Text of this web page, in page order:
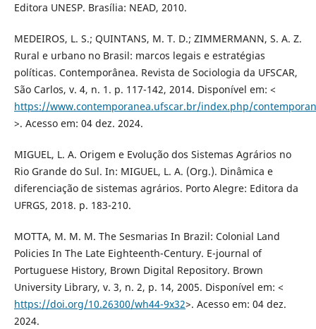
Editora UNESP. Brasília: NEAD, 2010.
MEDEIROS, L. S.; QUINTANS, M. T. D.; ZIMMERMANN, S. A. Z.
Rural e urbano no Brasil: marcos legais e estratégias
políticas. Contemporânea. Revista de Sociologia da UFSCAR,
São Carlos, v. 4, n. 1. p. 117-142, 2014. Disponível em: <
https://www.contemporanea.ufscar.br/index.php/
>. Acesso em: 04 dez. 2024.
MIGUEL, L. A. Origem e Evolução dos Sistemas Agrários no
Rio Grande do Sul. In: MIGUEL, L. A. (Org.). Dinâmica e
diferenciação de sistemas agrários. Porto Alegre: Editora da
UFRGS, 2018. p. 183-210.
MOTTA, M. M. M. The Sesmarias In Brazil: Colonial Land
Policies In The Late Eighteenth-Century. E-journal of
Portuguese History, Brown Digital Repository. Brown
University Library, v. 3, n. 2, p. 14, 2005. Disponível em: <
https://doi.org/10.26300/wh44-9x32>. Acesso em: 04 dez.
2024.